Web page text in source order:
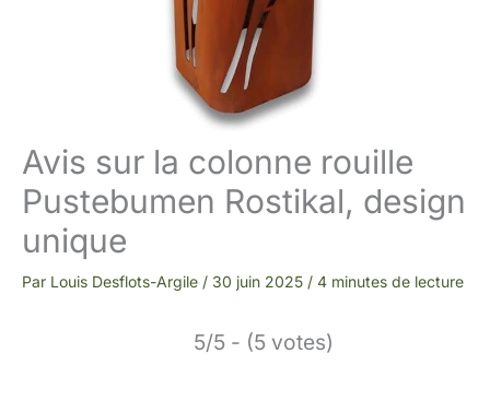
Avis sur la colonne rouille
Pustebumen Rostikal, design
unique
Par Louis Desflots-Argile / 30 juin 2025 / 4 minutes de lecture
5/5 - (5 votes)